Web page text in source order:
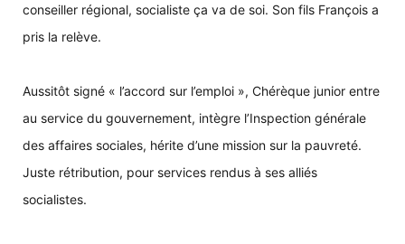
conseiller régional, socialiste ça va de soi. Son fils François a
pris la relève.
Aussitôt signé « l’accord sur l’emploi », Chérèque junior entre
au service du gouvernement, intègre l’Inspection générale
des affaires sociales, hérite d’une mission sur la pauvreté.
Juste rétribution, pour services rendus à ses alliés
socialistes.